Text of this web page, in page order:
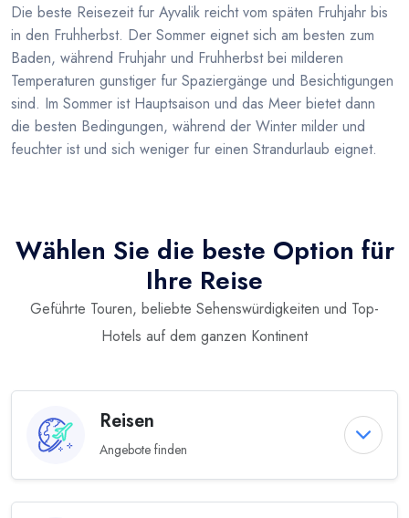
Die beste Reisezeit fur Ayvalik reicht vom späten Fruhjahr bis
in den Fruhherbst. Der Sommer eignet sich am besten zum
Baden, während Fruhjahr und Fruhherbst bei milderen
Temperaturen gunstiger fur Spaziergänge und Besichtigungen
sind. Im Sommer ist Hauptsaison und das Meer bietet dann
die besten Bedingungen, während der Winter milder und
feuchter ist und sich weniger fur einen Strandurlaub eignet.
Wählen Sie die beste Option für
Ihre Reise
Geführte Touren, beliebte Sehenswürdigkeiten und Top-
Hotels auf dem ganzen Kontinent
Reisen
Angebote finden